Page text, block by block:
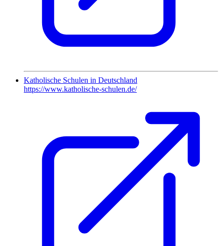
Katholische Schulen in Deutschland
https://www.katholische-schulen.de/